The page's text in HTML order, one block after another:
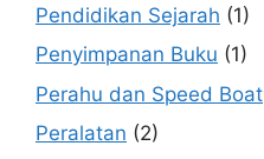
Pendidikan Sejarah (1)
Penyimpanan Buku (1)
Perahu dan Speed Boat
Peralatan (2)